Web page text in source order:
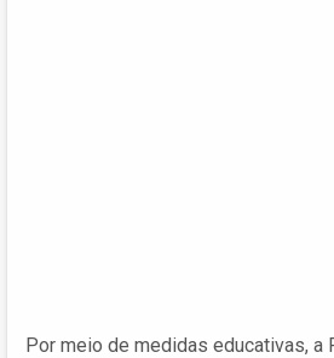
Por meio de medidas educativas, a